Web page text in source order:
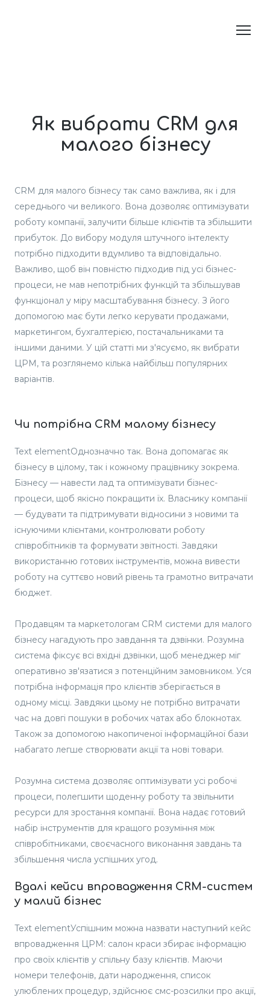
Як вибрати CRM для
малого бізнесу
CRM для малого бізнесу так само важлива, як і для
середнього чи великого. Вона дозволяє оптимізувати
роботу компанії, залучити більше клієнтів та збільшити
прибуток. До вибору модуля штучного інтелекту
потрібно підходити вдумливо та відповідально.
Важливо, щоб він повністю підходив під усі бізнес-
процеси, не мав непотрібних функцій та збільшував
функціонал у міру масштабування бізнесу. З його
допомогою має бути легко керувати продажами,
маркетингом, бухгалтерією, постачальниками та
іншими даними. У цій статті ми з'ясуємо, як вибрати
ЦРМ, та розглянемо кілька найбільш популярних
варіантів.
Чи потрібна CRM малому бізнесу
Text elementОднозначно так. Вона допомагає як
бізнесу в цілому, так і кожному працівнику зокрема.
Бізнесу — навести лад та оптимізувати бізнес-
процеси, щоб якісно покращити їх. Власнику компанії
— будувати та підтримувати відносини з новими та
існуючими клієнтами, контролювати роботу
співробітників та формувати звітності. Завдяки
використанню готових інструментів, можна вивести
роботу на суттєво новий рівень та грамотно витрачати
бюджет.
Продавцям та маркетологам CRM системи для малого
бізнесу нагадують про завдання та дзвінки. Розумна
система фіксує всі вхідні дзвінки, щоб менеджер міг
оперативно зв'язатися з потенційним замовником. Уся
потрібна інформація про клієнтів зберігається в
одному місці. Завдяки цьому не потрібно витрачати
час на довгі пошуки в робочих чатах або блокнотах.
Також за допомогою накопиченої інформаційної бази
набагато легше створювати акції та нові товари.
Розумна система дозволяє оптимізувати усі робочі
процеси, полегшити щоденну роботу та звільнити
ресурси для зростання компанії. Вона надає готовий
набір інструментів для кращого розуміння між
співробітниками, своєчасного виконання завдань та
збільшення числа успішних угод.
Вдалі кейси впровадження CRM-систем
у малий бізнес
Text elementУспішним можна назвати наступний кейс
впровадження ЦРМ: салон краси збирає інформацію
про своїх клієнтів у спільну базу клієнтів. Маючи
номери телефонів, дати народження, список
улюблених процедур, здійснює смс-розсилки про акції,